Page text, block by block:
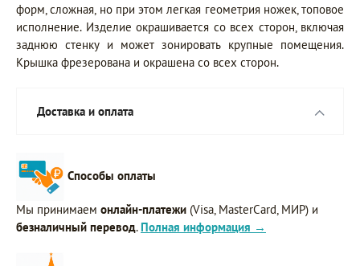
форм, сложная, но при этом легкая геометрия ножек, топовое
исполнение. Изделие окрашивается со всех сторон, включая
заднюю стенку и может зонировать крупные помещения.
Крышка фрезерована и окрашена со всех сторон.
Доставка и оплата
Способы оплаты
Мы принимаем онлайн-платежи (Visa, MasterCard, МИР) и
безналичный перевод. Полная информация →